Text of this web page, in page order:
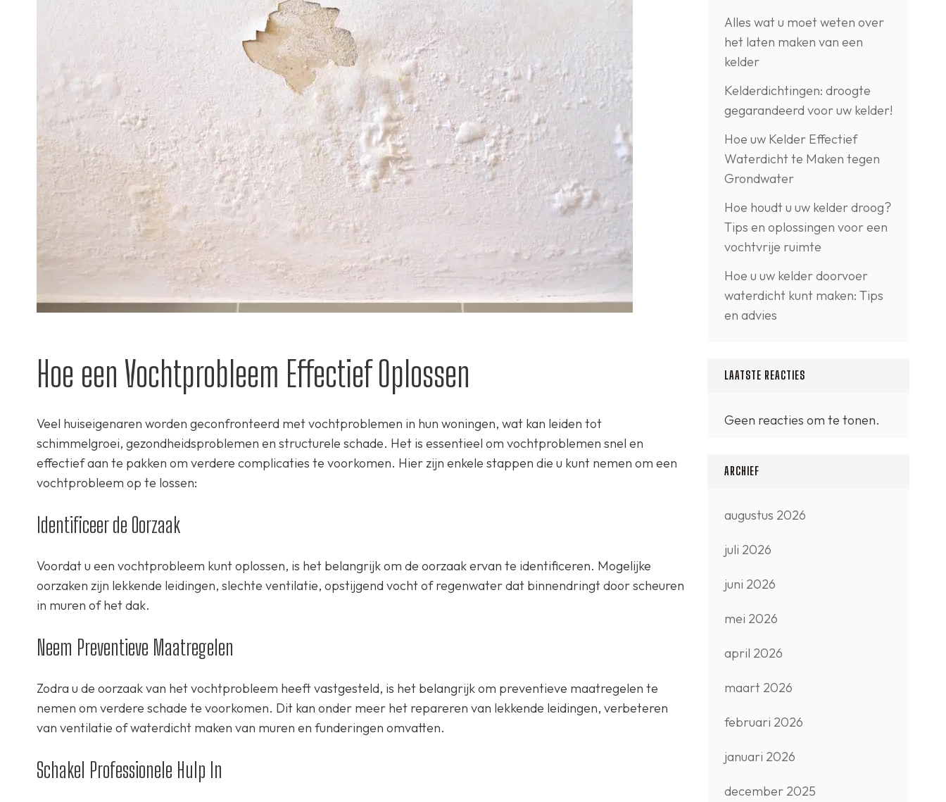
Hoe een Vochtprobleem Effectief Oplossen
Veel huiseigenaren worden geconfronteerd met vochtproblemen in hun woningen, wat kan leiden tot
schimmelgroei, gezondheidsproblemen en structurele schade. Het is essentieel om vochtproblemen snel en
effectief aan te pakken om verdere complicaties te voorkomen. Hier zijn enkele stappen die u kunt nemen om een
vochtprobleem op te lossen:
Identificeer de Oorzaak
Voordat u een vochtprobleem kunt oplossen, is het belangrijk om de oorzaak ervan te identificeren. Mogelijke
oorzaken zijn lekkende leidingen, slechte ventilatie, opstijgend vocht of regenwater dat binnendringt door scheuren
in muren of het dak.
Neem Preventieve Maatregelen
Zodra u de oorzaak van het vochtprobleem heeft vastgesteld, is het belangrijk om preventieve maatregelen te
nemen om verdere schade te voorkomen. Dit kan onder meer het repareren van lekkende leidingen, verbeteren
van ventilatie of waterdicht maken van muren en funderingen omvatten.
Schakel Professionele Hulp In
Alles wat u moet weten over
het laten maken van een
kelder
Kelderdichtingen: droogte
gegarandeerd voor uw kelder!
Hoe uw Kelder Effectief
Waterdicht te Maken tegen
Grondwater
Hoe houdt u uw kelder droog?
Tips en oplossingen voor een
vochtvrije ruimte
Hoe u uw kelder doorvoer
waterdicht kunt maken: Tips
en advies
LAATSTE REACTIES
Geen reacties om te tonen.
ARCHIEF
augustus 2026
juli 2026
juni 2026
mei 2026
april 2026
maart 2026
februari 2026
januari 2026
december 2025